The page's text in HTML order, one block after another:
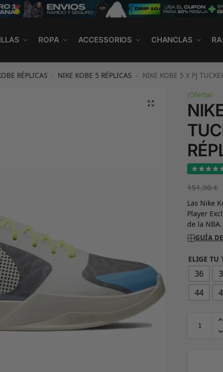
ROPA ACCESSORIOS CHANCLAS
RÉPLICAS NIKE KOBE 5 RÉPLICAS NIKE KOBE 5 X PJ
¡Oferta!
151,90€
Las Nike
Player
de la
GUÍA
ELIGE TU
36
44